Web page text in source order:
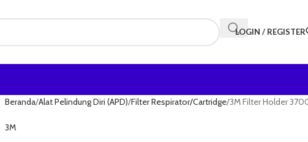
LOGIN / REGISTER
Beranda Alat Pelindung Diri (APD) Filter Respirator/Cartridge 3M Filter Holder
3M